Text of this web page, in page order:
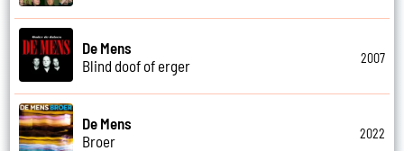
De Mens
Blind doof of erger
2007
De Mens
Broer
2022